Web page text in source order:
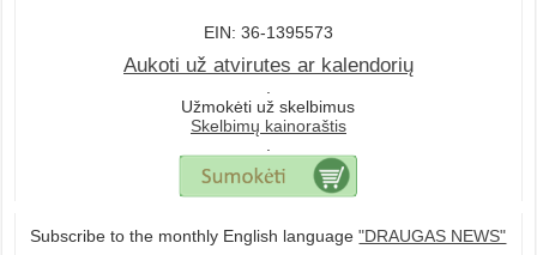
EIN: 36-1395573
Aukoti už atvirutes ar kalendorių
Užmokėti už skelbimus
Skelbimų kainoraštis
Subscribe to the monthly English language"DRAUGAS NEWS"